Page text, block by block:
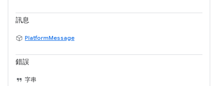
訊息
PlatformMessage
錯誤
字串